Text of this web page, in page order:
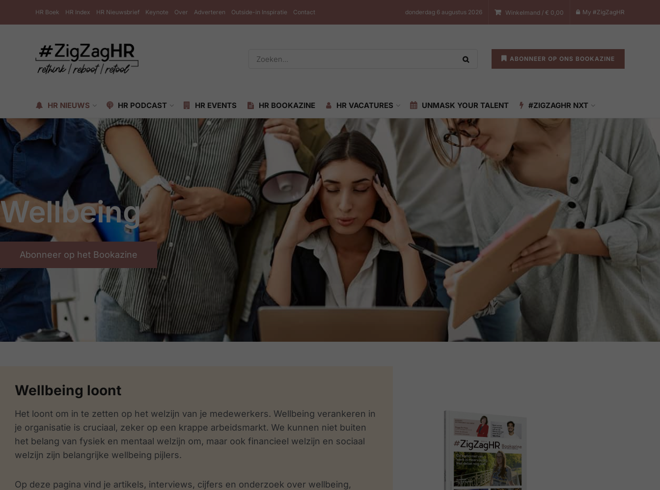
HR Boek HR Index HR Nieuwsbrief Keynote Over Adverteren Outside-in Inspiratie Contact donderdag 6 augustus 2026 Winkelmand / € 0,00 My #ZigZagHR
ABONNEER OP ONS BOOKAZINE
HR NIEUWS HR PODCAST HR EVENTS HR BOOKAZINE HR VACATURES UNMASK YOUR TALENT #ZIGZAGHR NXT
Wellbeing
Abonneer op het Bookazine
Wellbeing loont
Het loont om in te zetten op het welzijn van je medewerkers. Wellbeing verankeren in
je organisatie is cruciaal, zeker op een krappe arbeidsmarkt. We kunnen niet buiten
het belang van fysiek en mentaal welzijn om, maar ook financieel welzijn en sociaal
welzijn zijn belangrijke wellbeing pijlers.
Op deze pagina vind je artikels, interviews, cijfers en onderzoek over wellbeing,